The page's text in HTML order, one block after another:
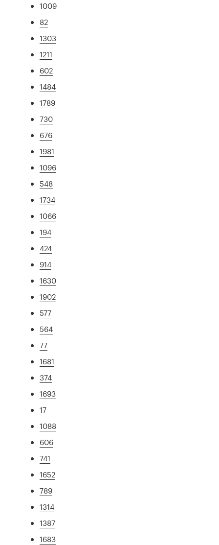
1009
82
1303
1211
602
1484
1789
730
676
1981
1096
548
1734
1066
194
424
914
1630
1902
577
564
77
1681
374
1693
17
1088
606
741
1652
789
1314
1387
1683